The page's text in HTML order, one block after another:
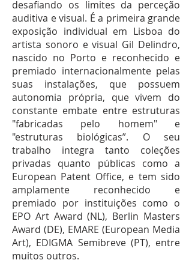
desafiando os limites da perceção
auditiva e visual. É a primeira grande
exposição individual em Lisboa do
artista sonoro e visual Gil Delindro,
nascido no Porto e reconhecido e
premiado internacionalmente pelas
suas instalações, que possuem
autonomia própria, que vivem do
constante embate entre estruturas
"fabricadas pelo homem" e
"estruturas biológicas”. O seu
trabalho integra tanto coleções
privadas quanto públicas como a
European Patent Office, e tem sido
amplamente reconhecido e
premiado por instituições como o
EPO Art Award (NL), Berlin Masters
Award (DE), EMARE (European Media
Art), EDIGMA Semibreve (PT), entre
muitos outros.